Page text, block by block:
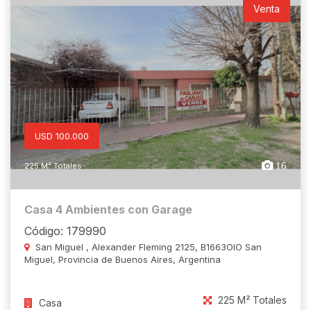
Venta
USD 100.000
225 M² Totales 16
Casa 4 Ambientes con Garage
Código: 179990
San Miguel , Alexander Fleming 2125, B1663OIO San
Miguel, Provincia de Buenos Aires, Argentina
Casa 225 M² Totales